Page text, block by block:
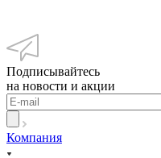
Подписывайтесь
на новости и акции
Компания